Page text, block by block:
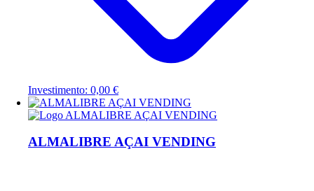
Investimento: 0,00 €
ALMALIBRE AÇAI VENDING